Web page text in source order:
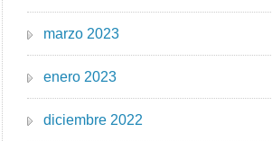
marzo 2023
enero 2023
diciembre 2022